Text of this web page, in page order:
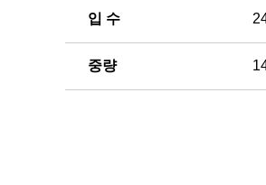
입 수
중량